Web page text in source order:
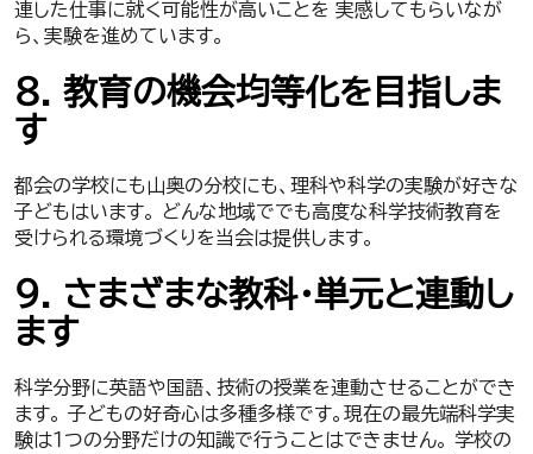
連した仕事に就く可能性が高いことを 実感してもらいなが
ら、実験を進めています。
８. 教育の機会均等化を目指しま
す
都会の学校にも山奥の分校にも、理科や科学の実験が好きな
子どもはいます。 どんな地域ででも高度な科学技術教育を
受けられる環境づくりを当会は提供します。
９. さまざまな教科・単元と連動し
ます
科学分野に英語や国語、技術の授業を連動させることができ
ます。 子どもの好奇心は多種多様です。現在の最先端科学実
験は１つの分野だけの知識で行うことはできません。 学校の